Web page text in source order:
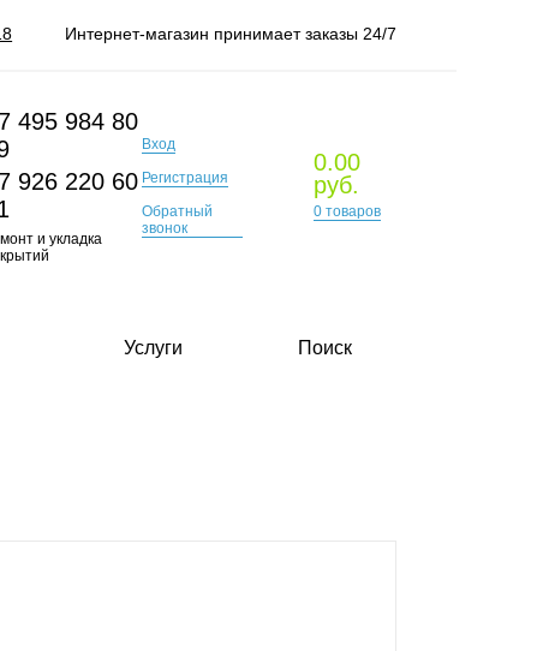
Интернет-магазин принимает заказы 24/7
495 984 80
926 220 60
и укладка
Вход
Регистрация
Обратный
звонок
0.00
руб.
0товаров
Услуги